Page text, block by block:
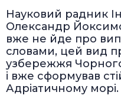
Науковий радник
Олександр
вже не йде про
словами, цей вид
узбережжя
і вже сформував
Адріатичному морі.